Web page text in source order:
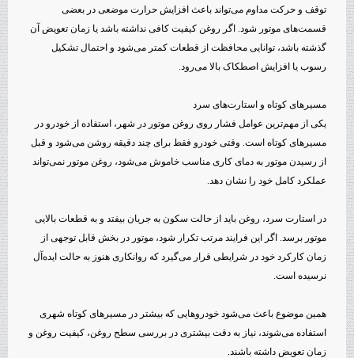
توقف و حرکت مداوم می‌تواند باعث افزایش حرارت موضعی در بعضی
قسمت‌های موتور شود. اگر روغن کیفیت کافی نداشته باشد یا زمان تعویض آن
گذشته باشد، توانایی محافظت از قطعات کمتر می‌شود و احتمال تشکیل
رسوب یا افزایش اصطکاک بالا می‌رود.
مسیرهای کوتاه و استارت‌های سرد
یکی از مهم‌ترین عوامل فشار روی روغن موتور در شهر، استفاده از خودرو در
مسیرهای کوتاه است. وقتی خودرو فقط برای چند دقیقه روشن می‌شود و قبل
از رسیدن موتور به دمای کاری مناسب خاموش می‌شود، روغن موتور نمی‌تواند
عملکرد کامل خود را نشان دهد.
در استارت سرد، روغن باید از حالت سکون به جریان بیفتد و به قطعات بالایی
موتور برسد. اگر این فرایند مرتب تکرار شود، موتور در بخش قابل توجهی از
زمان کارکرد خود در شرایطی قرار می‌گیرد که روانکاری هنوز به حالت ایده‌آل
نرسیده است.
همین موضوع باعث می‌شود خودروهایی که بیشتر در مسیرهای کوتاه شهری
استفاده می‌شوند، نیاز به دقت بیشتری در بررسی سطح روغن، کیفیت روغن و
زمان تعویض داشته باشند.